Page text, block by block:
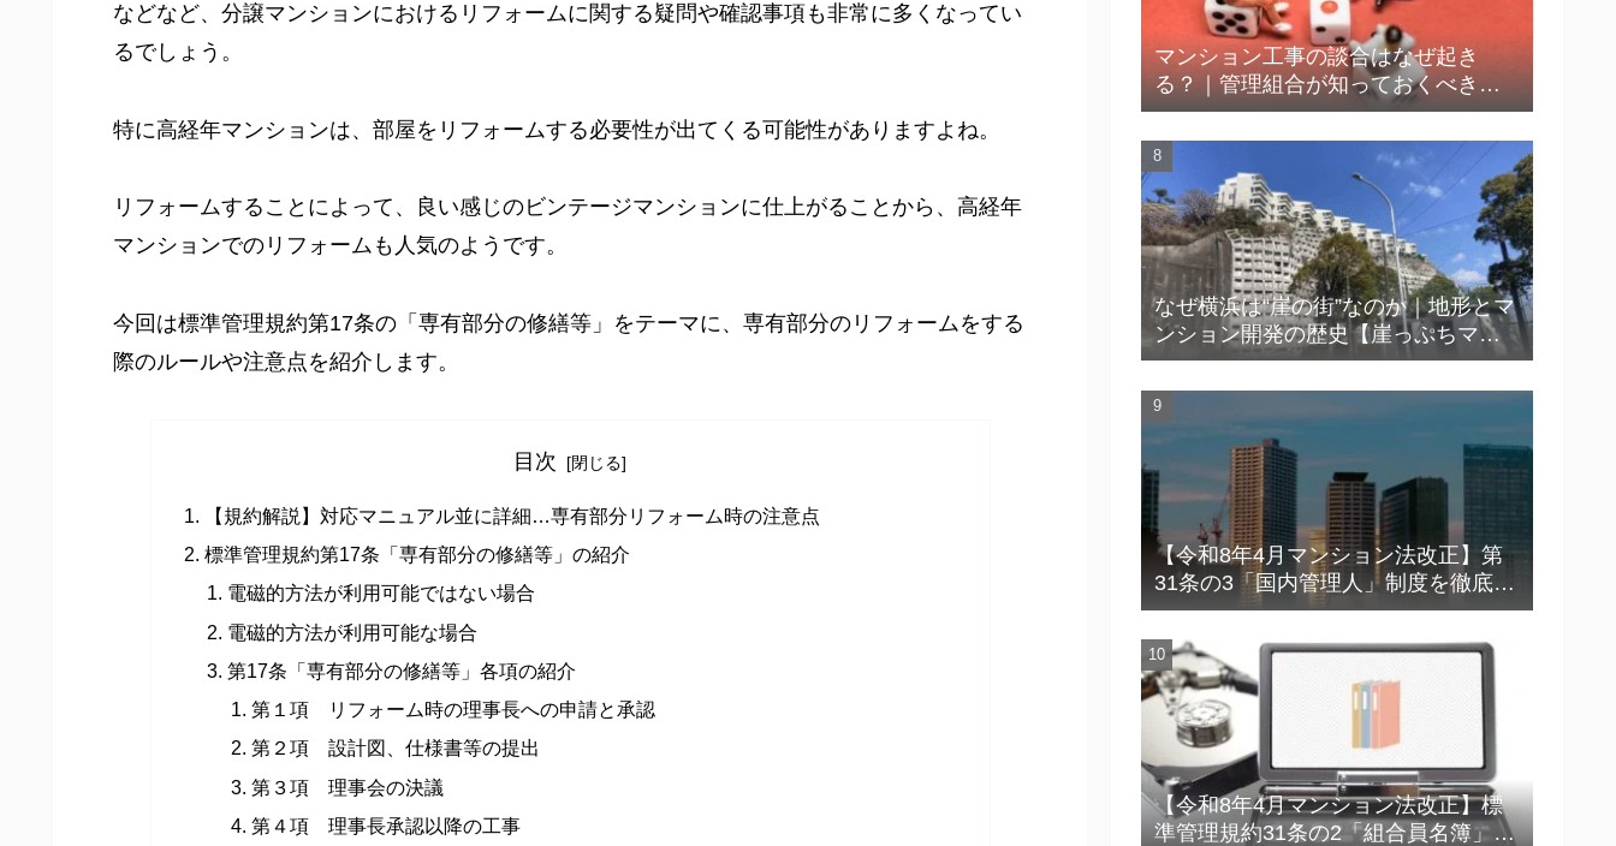
などなど、分譲マンションにおけるリフォームに関する疑問や確認事項も非常に多くなってい
るでしょう。
特に高経年マンションは、部屋をリフォームする必要性が出てくる可能性がありますよね。
リフォームすることによって、良い感じのビンテージマンションに仕上がることから、高経年
マンションでのリフォームも人気のようです。
今回は標準管理規約第17条の「専有部分の修繕等」をテーマに、専有部分のリフォームをする
際のルールや注意点を紹介します。
目次
【規約解説】対応マニュアル並に詳細…専有部分リフォーム時の注意点
標準管理規約第17条「専有部分の修繕等」の紹介
電磁的方法が利用可能ではない場合
電磁的方法が利用可能な場合
第17条「専有部分の修繕等」各項の紹介
第１項 リフォーム時の理事長への申請と承認
第２項 設計図、仕様書等の提出
第３項 理事会の決議
第４項 理事長承認以降の工事
マンション工事の談合はなぜ起き
る？｜管理組合が知っておくべき実
態と防止策
なぜ横浜は“崖の街”なのか｜地形とマ
ンション開発の歴史【崖っぷちマン
ション™】
【令和8年4月マンション法改正】第
31条の3「国内管理人」制度を徹底解
説
【令和8年4月マンション法改正】標
準管理規約31条の2「組合員名簿」の